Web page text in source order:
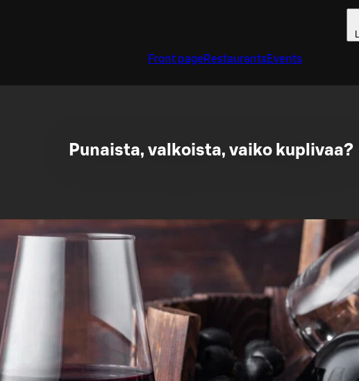
Front pageRestaurantsEvents
Punaista, valkoista, vaiko kuplivaa?